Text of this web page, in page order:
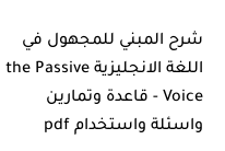
شرح المبني للمجهول في
اللغة الانجليزية the Passive
Voice - قاعدة وتمارين
واسئلة واستخدام pdf